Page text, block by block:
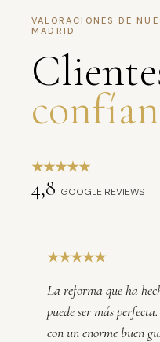
VALORACIONES DE
MADRID
confían
★★★★★
4,8 GOOGLE REVIEWS
★★★★★
La reforma que ha
puede ser más
con un enorme buen